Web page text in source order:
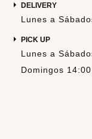
DELIVERY
Lunes a
PICK UP
Lunes a
Domingos